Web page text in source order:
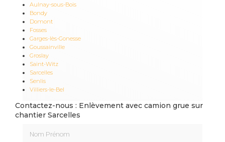
Aulnay-sous-Bois
Bondy
Domont
Fosses
Garges-lès-Gonesse
Goussainville
Groslay
Saint-Witz
Sarcelles
Senlis
Villiers-le-Bel
Contactez-nous : Enlèvement avec camion grue sur
chantier Sarcelles